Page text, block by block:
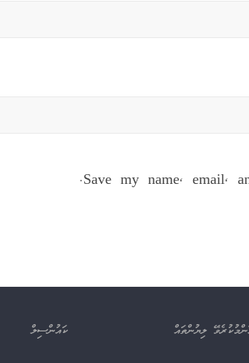
Save my name, email,
ލިޔުންތައް ކައުންސިލް